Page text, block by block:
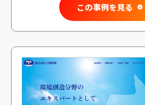
この事例を見る